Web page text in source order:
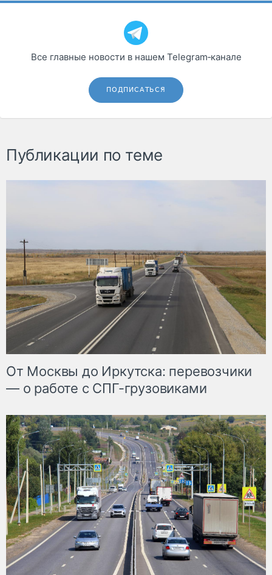
Все главные новости в нашем Telegram‑канале
ПОДПИСАТЬСЯ
Публикации по теме
От Москвы до Иркутска: перевозчики
— о работе с СПГ-грузовиками